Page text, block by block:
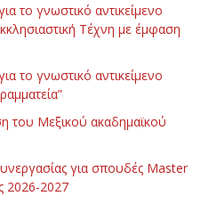
το γνωστικό αντικείμενο
Τέχνη με έμφαση
το γνωστικό αντικείμενο
του Μεξικού ακαδημαϊκού
για σπουδές Master
2026-2027